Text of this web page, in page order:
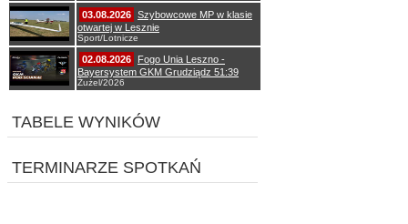
03.08.2026 Szybowcowe MP w klasie
otwartej w Lesznie
Sport/Lotnicze
02.08.2026
Fogo Unia Leszno -
Bayersystem GKM Grudziądz 51:39
Żużel/2026
TABELE WYNIKÓW
TERMINARZE SPOTKAŃ